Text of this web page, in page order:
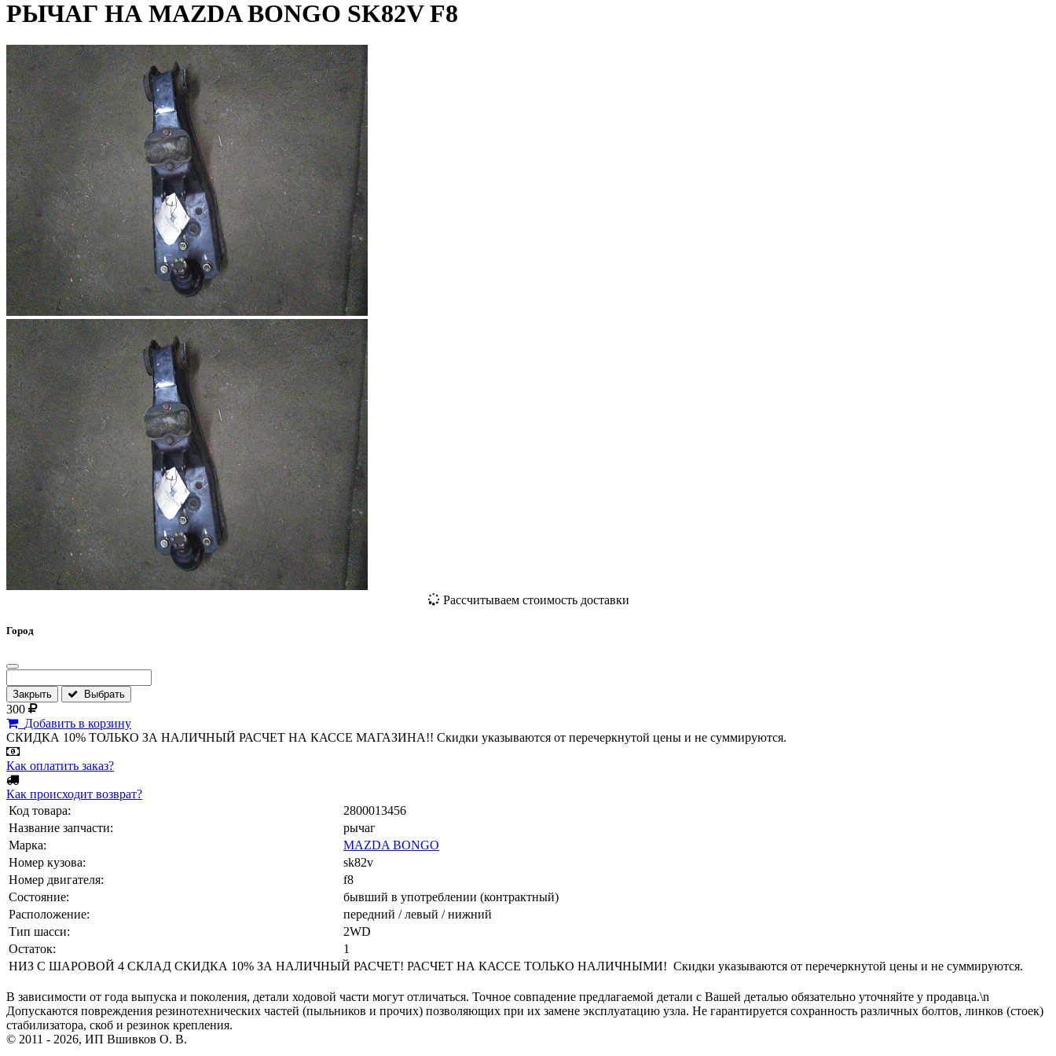
РЫЧАГ НА MAZDA BONGO SK82V F8
Рассчитываем стоимость доставки
Город
Закрыть Выбрать
300
Добавить в корзину
СКИДКА 10% ТОЛЬКО ЗА НАЛИЧНЫЙ РАСЧЕТ НА КАССЕ МАГАЗИНА!! Скидки указываются от перечеркнутой цены и не суммируются.
Как оплатить заказ?
Как происходит возврат?
Код товара:
2800013456
Название запчасти:
рычаг
Марка:
MAZDA BONGO
Номер кузова:
sk82v
Номер двигателя:
f8
Состояние:
бывший в употреблении (контрактный)
Расположение:
передний / левый / нижний
Тип шасси:
2WD
Остаток:
1
НИЗ С ШАРОВОЙ 4 СКЛАД СКИДКА 10% ЗА НАЛИЧНЫЙ РАСЧЕТ! РАСЧЕТ НА КАССЕ ТОЛЬКО НАЛИЧНЫМИ! Скидки указываются от перечеркнутой цены и не суммируются.
В зависимости от года выпуска и поколения, детали ходовой части могут отличаться. Точное совпадение предлагаемой детали с Вашей деталью обязательно уточняйте у продавца.\n
Допускаются повреждения резинотехнических частей (пыльников и прочих) позволяющих при их замене эксплуатацию узла. Не гарантируется сохранность различных болтов, линков (стоек)
стабилизатора, скоб и резинок крепления.
© 2011 - 2026, ИП Вшивков О. В.